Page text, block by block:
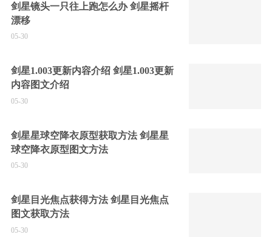
剑星镜头一只往上跑怎么办 剑星摇杆
漂移
05-30
剑星1.003更新内容介绍 剑星1.003更新
内容图文介绍
05-30
剑星星球空降衣原型获取方法 剑星星
球空降衣原型图文方法
05-30
剑星目光焦点获得方法 剑星目光焦点
图文获取方法
05-30